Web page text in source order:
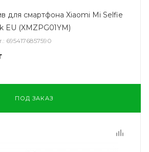
для смартфона Xiaomi Mi Selfie
EU (XMZPG01YM)
6954176857590
ПОД ЗАКАЗ